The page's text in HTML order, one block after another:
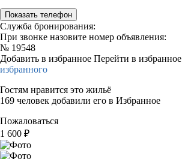
Показать телефон
Служба бронирования:
При звонке назовите номер объявления:
№ 19548
Добавить в избранное Перейти в избранное
избранного
Гостям нравится это жильё
169 человек добавили его в Избранное
Пожаловаться
1 600 ₽